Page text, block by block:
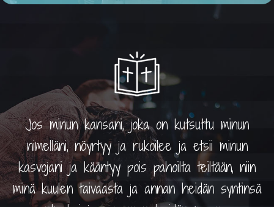
Jos minun kansani, joka on kutsuttu minun
nimelläni, nöyrtyy ja rukoilee ja etsii minun
kasvojani ja kääntyy pois pahoilta teiltään, niin
minä kuulen taivaasta ja annan heidän syntinsä